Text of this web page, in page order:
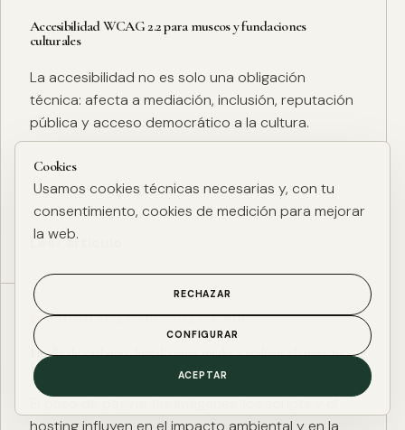
Accesibilidad WCAG 2.2 para museos y fundaciones
culturales
La accesibilidad no es solo una obligación
técnica: afecta a mediación, inclusión, reputación
pública y acceso democrático a la cultura.
Leer artículo
ESG DIGITAL·27 ENE. 2025·4 MIN
Huella de carbono digital: cómo medir y reducir el impacto
ESG de una web
El peso de página, las imágenes, los scripts y el
hosting influyen en el impacto ambiental y en la
Cookies
Usamos cookies técnicas necesarias y, con tu
consentimiento, cookies de medición para mejorar
la web.
RECHAZAR
CONFIGURAR
ACEPTAR